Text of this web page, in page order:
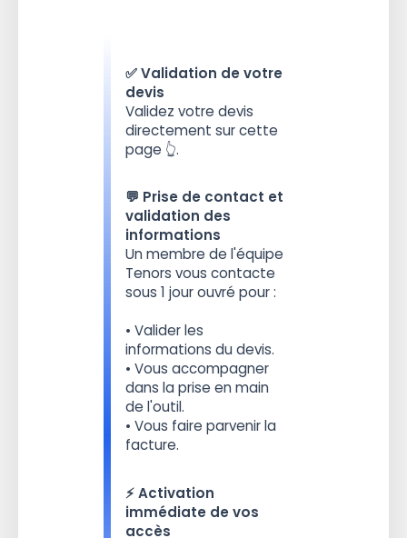
✅ Validation de votre
devis
Validez votre devis
directement sur cette
page 👆.
💬 Prise de contact et
validation des
informations
Un membre de l'équipe
Tenors vous contacte
sous 1 jour ouvré pour :
• Valider les
informations du devis.
• Vous accompagner
dans la prise en main
de l'outil.
• Vous faire parvenir la
facture.
⚡️ Activation
immédiate de vos
accès